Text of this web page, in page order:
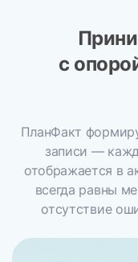
с
ПланФакт
записи —
отображается в
всегда равны
отсутствие